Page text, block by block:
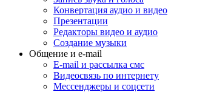
Конвертация аудио и видео
Презентации
Редакторы видео и аудио
Создание музыки
Общение и e-mail
E-mail и рассылка смс
Видеосвязь по интернету
Мессенджеры и соцсети